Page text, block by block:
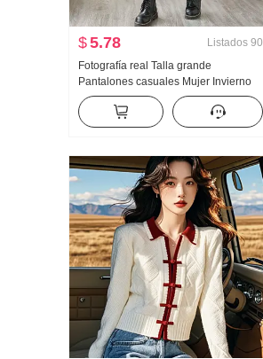
$5.78 Listados 90
Fotografía real Talla grande
Pantalones casuales Mujer Invierno
Hermana mayor Holgado Forrado
Recto Pantalones largos Adelgazante
Pierna ajustada Pantalones harén